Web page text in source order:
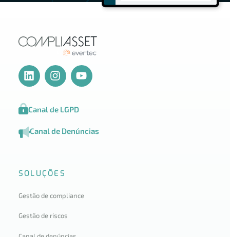
Canal de LGPD
Canal de Denúncias
SOLUÇÕES
Gestão de compliance
Gestão de riscos